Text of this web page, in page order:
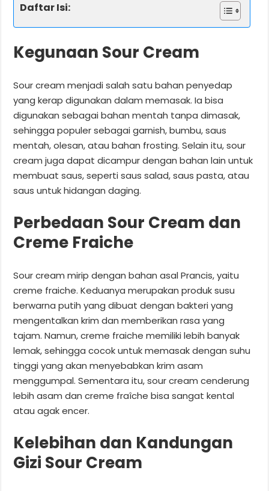
Daftar Isi:
Kegunaan Sour Cream
Sour cream menjadi salah satu bahan penyedap
yang kerap digunakan dalam memasak. Ia bisa
digunakan sebagai bahan mentah tanpa dimasak,
sehingga populer sebagai garnish, bumbu, saus
mentah, olesan, atau bahan frosting. Selain itu, sour
cream juga dapat dicampur dengan bahan lain untuk
membuat saus, seperti saus salad, saus pasta, atau
saus untuk hidangan daging.
Perbedaan Sour Cream dan
Creme Fraiche
Sour cream mirip dengan bahan asal Prancis, yaitu
creme fraiche. Keduanya merupakan produk susu
berwarna putih yang dibuat dengan bakteri yang
mengentalkan krim dan memberikan rasa yang
tajam. Namun, creme fraiche memiliki lebih banyak
lemak, sehingga cocok untuk memasak dengan suhu
tinggi yang akan menyebabkan krim asam
menggumpal. Sementara itu, sour cream cenderung
lebih asam dan creme fraîche bisa sangat kental
atau agak encer.
Kelebihan dan Kandungan
Gizi Sour Cream